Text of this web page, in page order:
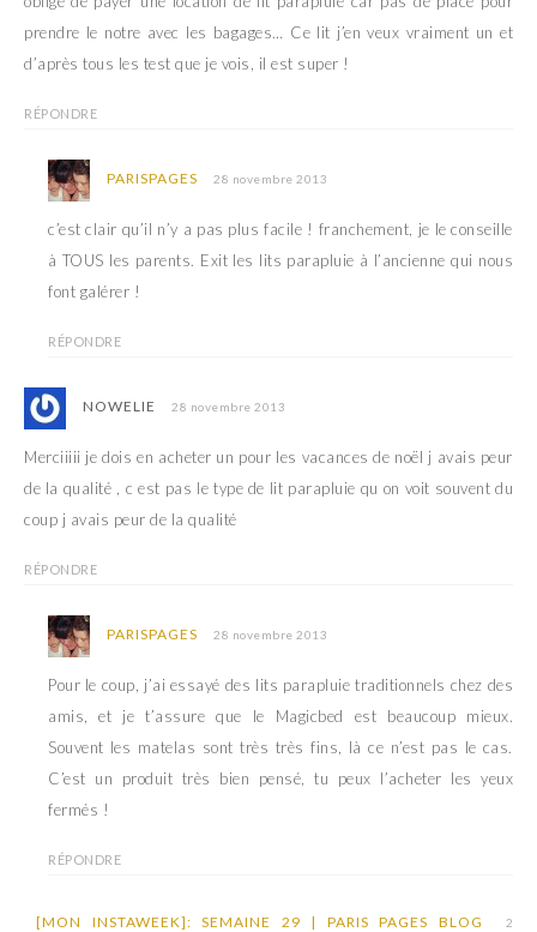
prendre le notre avec les bagages… Ce lit j’en veux vraiment un et
d’après tous les test que je vois, il est super !
RÉPONDRE
PARISPAGES 28 novembre 2013
c’est clair qu’il n’y a pas plus facile ! franchement, je le conseille
à TOUS les parents. Exit les lits parapluie à l’ancienne qui nous
font galérer !
RÉPONDRE
NOWELIE 28 novembre 2013
Merciiiii je dois en acheter un pour les vacances de noël j avais peur
de la qualité , c est pas le type de lit parapluie qu on voit souvent du
coup j avais peur de la qualité
RÉPONDRE
PARISPAGES 28 novembre 2013
Pour le coup, j’ai essayé des lits parapluie traditionnels chez des
amis, et je t’assure que le Magicbed est beaucoup mieux.
Souvent les matelas sont très très fins, là ce n’est pas le cas.
C’est un produit très bien pensé, tu peux l’acheter les yeux
fermés !
RÉPONDRE
[MON INSTAWEEK]: SEMAINE 29 | PARIS PAGES BLOG 2